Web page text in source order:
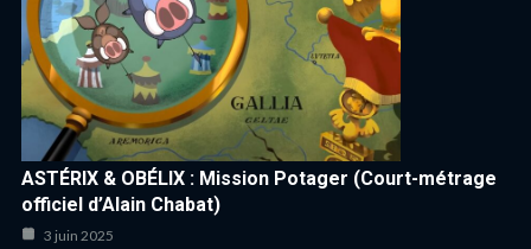
ASTÉRIX & OBÉLIX : Mission Potager (Court-métrage
officiel d’Alain Chabat)
3 juin 2025